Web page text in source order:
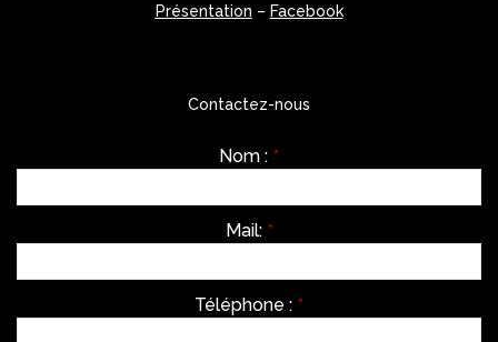
Présentation – Facebook
Contactez-nous
Nom : *
Mail: *
Téléphone : *